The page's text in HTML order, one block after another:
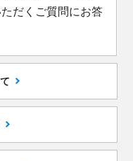
だくご質問にお答